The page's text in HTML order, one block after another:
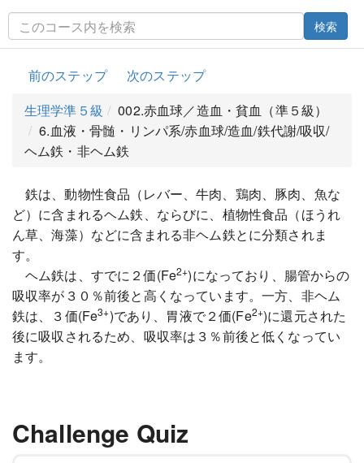
検索
前のステップ
次のステップ
生理学準５級
002.赤血球／造血・貧血（準５級）
6.血液・骨髄・リンパ系/赤血球/造血/鉄代謝/吸収/
ヘム鉄・非ヘム鉄
鉄は、動物性食品（レバー、牛肉、鶏肉、豚肉、魚な
ど）に含まれるヘム鉄、ならびに、植物性食品（ほうれ
ん草、海藻）などに含まれる非ヘム鉄とに分類されま
す。
ヘム鉄は、すでに２価(Fe2+)になっており、腸管からの
吸収率が３０％前後と高くなっています。一方、非ヘム
鉄は、３価(Fe3+)であり、胃液で２価(Fe2+)に還元された
後に吸収されるため、吸収率は３％前後と低くなってい
ます。
Challenge Quiz